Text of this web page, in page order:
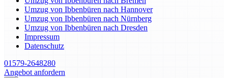
Umzug von Ibbenbüren nach Hannover
Umzug von Ibbenbüren nach Nürnberg
Umzug von Ibbenbüren nach Dresden
Impressum
Datenschutz
01579-2648280
Angebot anfordern